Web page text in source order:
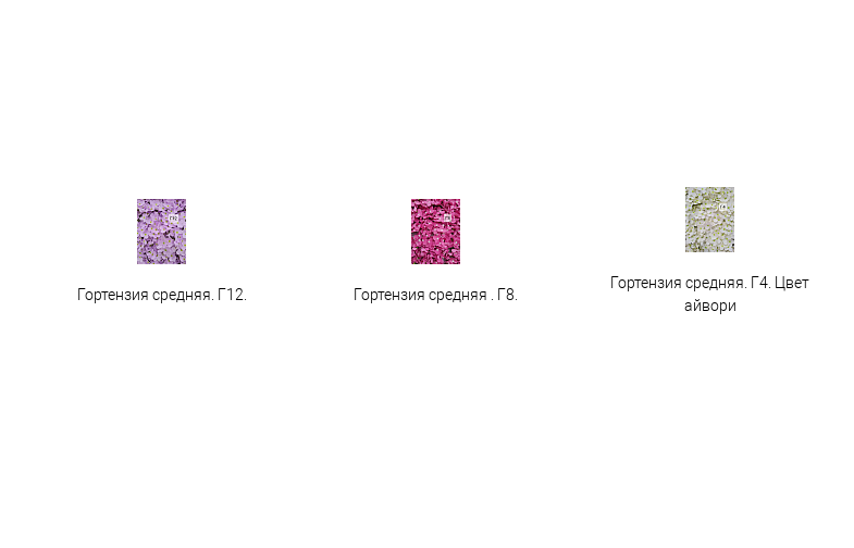
Гортензия средняя. Г12. Гортензия средняя . Г8.
Гортензия средняя. Г4. Цвет
айвори